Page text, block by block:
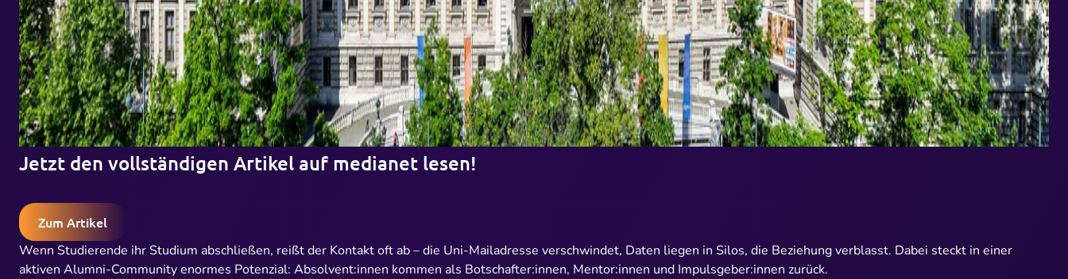
Jetzt den vollständigen Artikel auf medianet lesen!
Zum Artikel
Wenn Studierende ihr Studium abschließen, reißt der Kontakt oft ab – die Uni-Mailadresse verschwindet, Daten liegen in Silos, die Beziehung verblasst. Dabei steckt in einer
aktiven Alumni-Community enormes Potenzial: Absolvent:innen kommen als Botschafter:innen, Mentor:innen und Impulsgeber:innen zurück.